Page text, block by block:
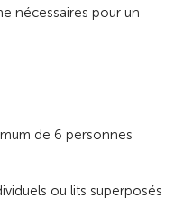
nécessaires pour un
de 6 personnes
ou lits superposés